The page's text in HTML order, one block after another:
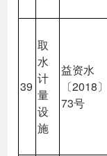
39
取
水
计
量
设
施
益资水
〔2018〕
73号